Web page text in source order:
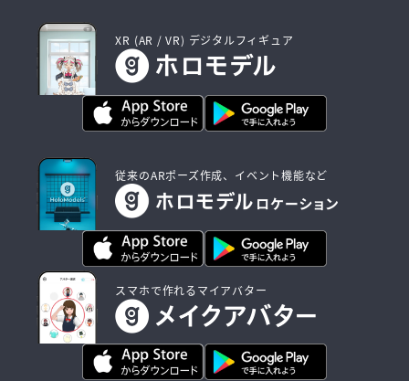
XR (AR / VR) デジタルフィギュア
従来のARポーズ作成、イベント機能など
スマホで作れるマイアバター